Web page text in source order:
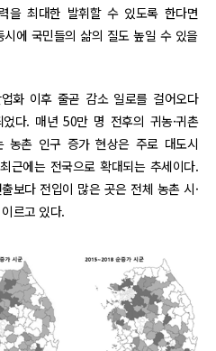
을 최대한 발휘할 수 있도록 한다면
에 국민들의 삶의 질도 높일 수 있을
화 이후 줄곧 감소 일로를 걸어오다
다. 매년 50만 명 전후의 귀농·귀촌
농촌 인구 증가 현상은 주로 대도시
근에는 전국으로 확대되는 추세이다.
보다 전입이 많은 곳은 전체 농촌 시·
르고 있다.